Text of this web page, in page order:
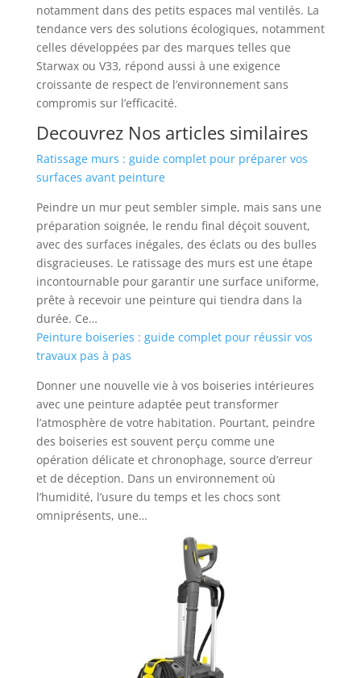
notamment dans des petits espaces mal ventilés. La
tendance vers des solutions écologiques, notamment
celles développées par des marques telles que
Starwax ou V33, répond aussi à une exigence
croissante de respect de l’environnement sans
compromis sur l’efficacité.
Decouvrez Nos articles similaires
Ratissage murs : guide complet pour préparer vos
surfaces avant peinture
Peindre un mur peut sembler simple, mais sans une
préparation soignée, le rendu final déçoit souvent,
avec des surfaces inégales, des éclats ou des bulles
disgracieuses. Le ratissage des murs est une étape
incontournable pour garantir une surface uniforme,
prête à recevoir une peinture qui tiendra dans la
durée. Ce…
Peinture boiseries : guide complet pour réussir vos
travaux pas à pas
Donner une nouvelle vie à vos boiseries intérieures
avec une peinture adaptée peut transformer
l’atmosphère de votre habitation. Pourtant, peindre
des boiseries est souvent perçu comme une
opération délicate et chronophage, source d’erreur
et de déception. Dans un environnement où
l’humidité, l’usure du temps et les chocs sont
omniprésents, une…